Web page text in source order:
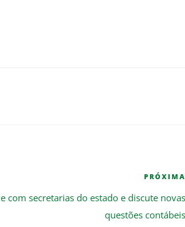
PRÓXIMA
com secretarias do estado e discute novas
questões contábeis